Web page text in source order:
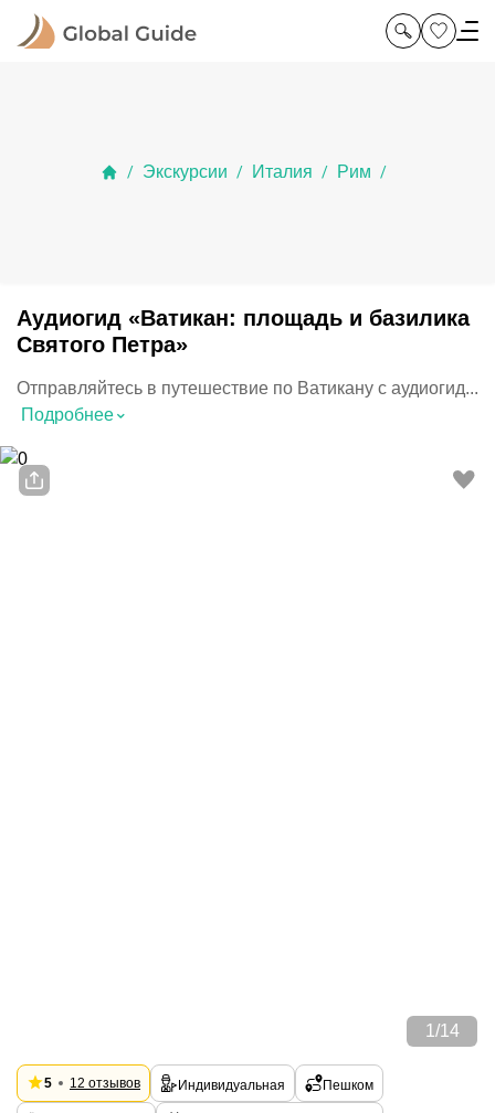
/ Экскурсии / Италия / Рим /
Аудиогид «Ватикан: площадь и базилика
Святого Петра»
Отправляйтесь в путешествие по Ватикану с аудиогид...
Подробнее⌃
1 /14
5 12 отзывов Индивидуальная Пешком